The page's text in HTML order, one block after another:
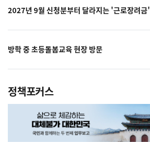
2027년 9월 신청분부터 달라지는 '근로장려금'
방학 중 초등돌봄교육 현장 방문
정책포커스